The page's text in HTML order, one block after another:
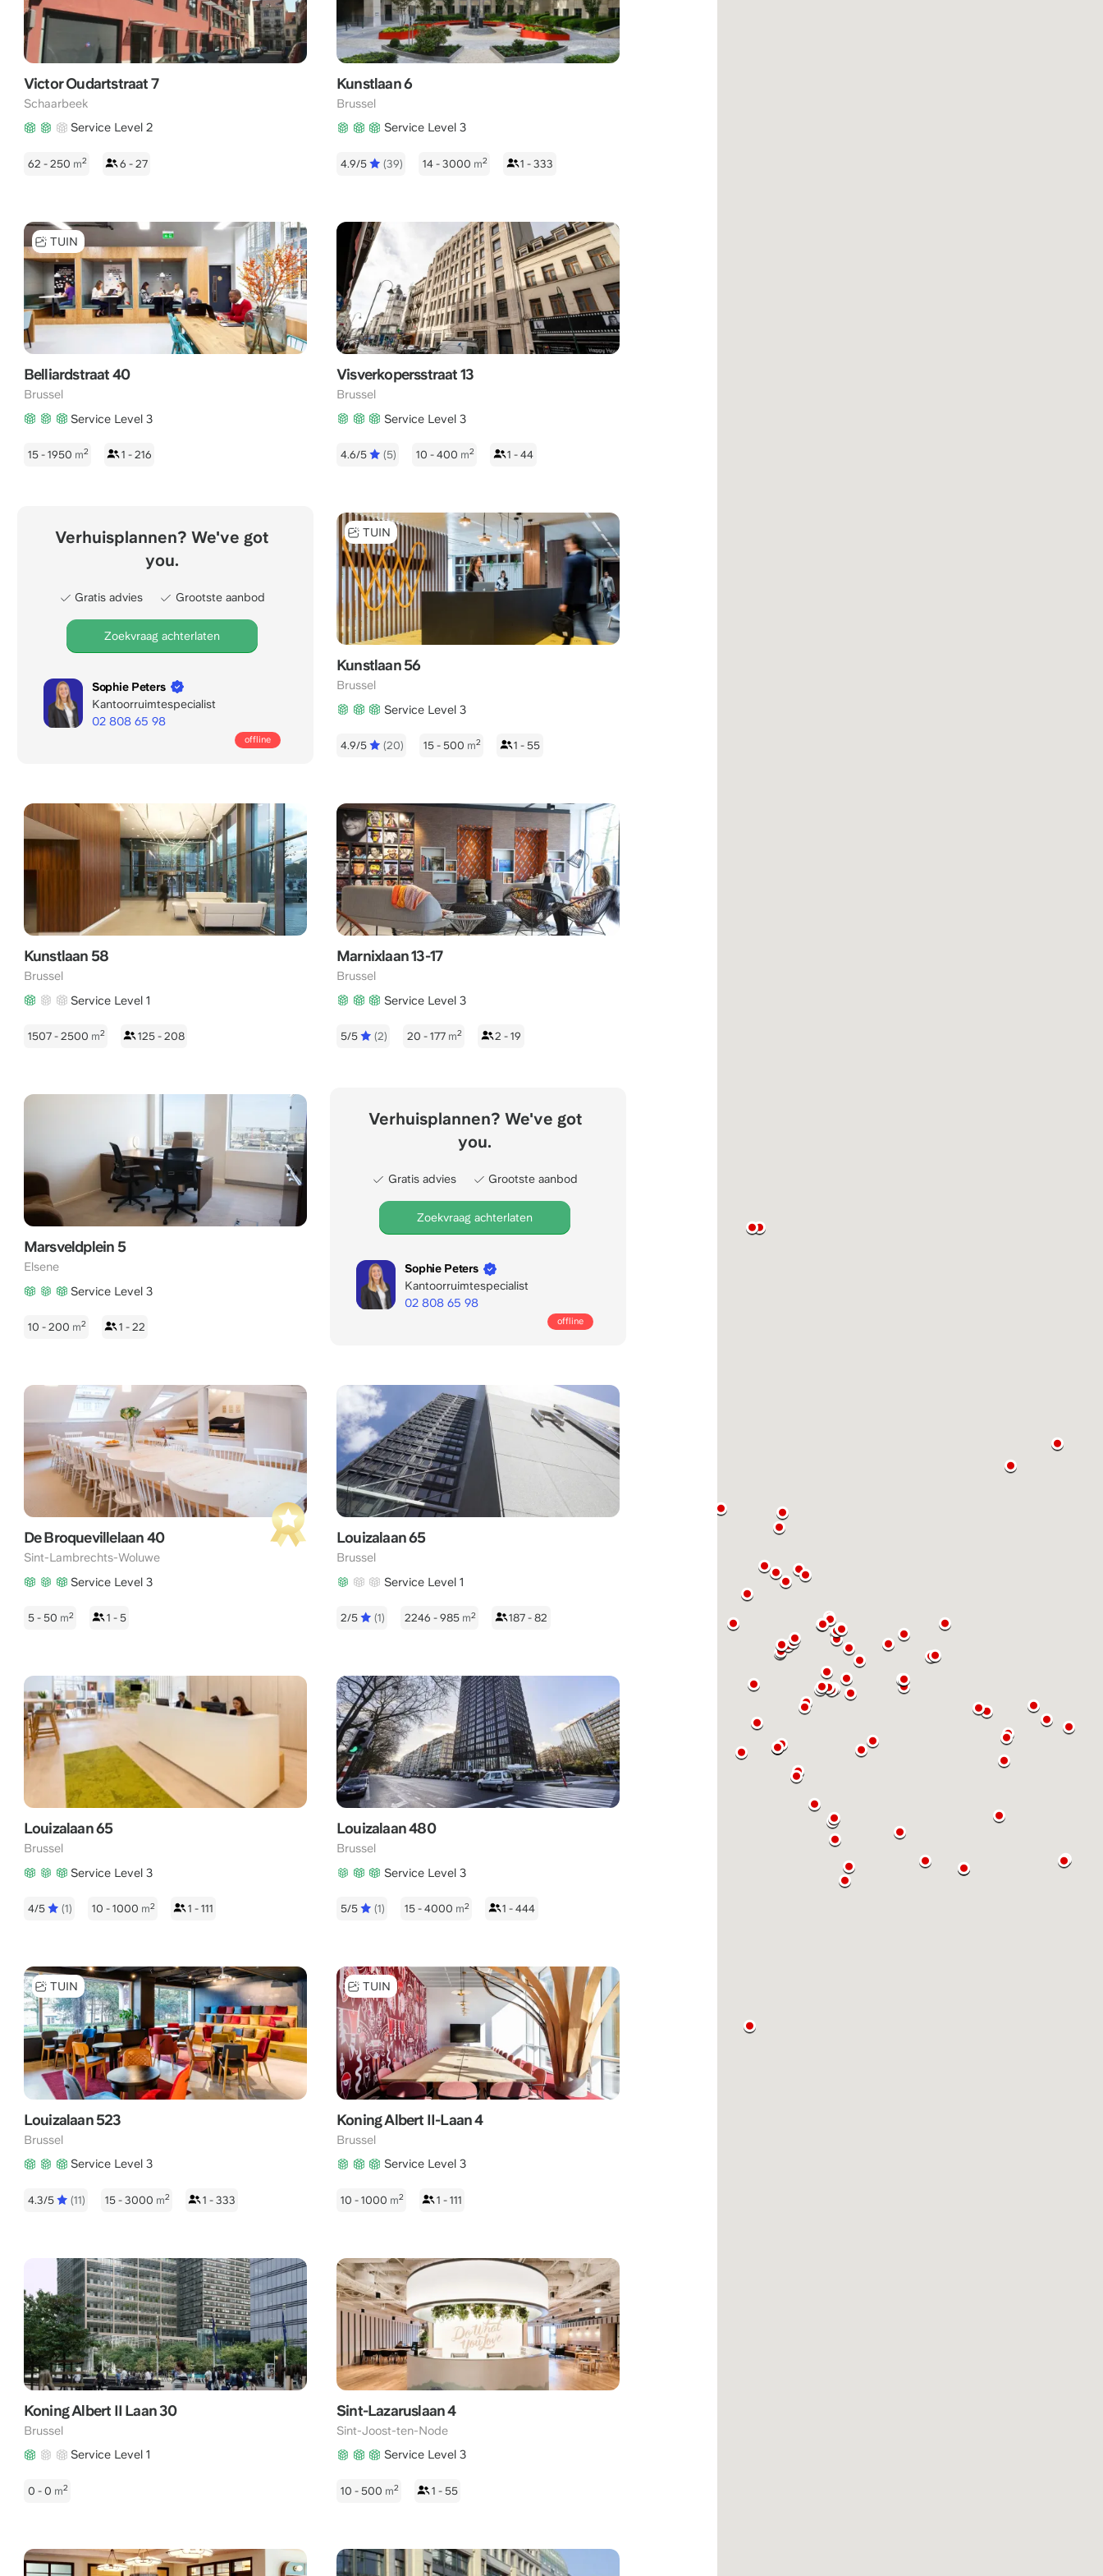
Victor Oudartstraat 7
Schaarbeek
Service Level 2
62 - 250 m2 6 - 27
Kunstlaan 6
Brussel
Service Level 3
4.9/5 (39) 14 - 3000 m2 1 - 333
TUIN
Belliardstraat 40
Brussel
Service Level 3
15 - 1950 m2 1 - 216
Visverkopersstraat 13
Brussel
Service Level 3
4.6/5 (5) 10 - 400 m2 1 - 44
Verhuisplannen? We've got
you.
Gratis advies Grootste aanbod
Zoekvraag achterlaten
Sophie Peters
Kantoorruimtespecialist
offline
02 808 65 98
22:00
CET
TUIN
Kunstlaan 56
Brussel
Service Level 3
4.9/5 (20) 15 - 500 m2 1 - 55
Kunstlaan 58
Brussel
Service Level 1
1507 - 2500 m2 125 - 208
Marnixlaan 13-17
Brussel
Service Level 3
5/5 (2) 20 - 177 m2 2 - 19
Marsveldplein 5
Elsene
Service Level 3
10 - 200 m2 1 - 22
Verhuisplannen? We've got
you.
Gratis advies Grootste aanbod
Zoekvraag achterlaten
Sophie Peters
Kantoorruimtespecialist
offline
02 808 65 98
22:00
CET
De Broquevillelaan 40
Sint-Lambrechts-Woluwe
Service Level 3
5 - 50 m2 1 - 5
Louizalaan 65
Brussel
Service Level 1
2/5 (1) 2246 - 985 m2 187 - 82
Louizalaan 65
Brussel
Service Level 3
4/5 (1) 10 - 1000 m2 1 - 111
Louizalaan 480
Brussel
Service Level 3
5/5 (1) 15 - 4000 m2 1 - 444
TUIN
Louizalaan 523
Brussel
Service Level 3
4.3/5 (11) 15 - 3000 m2 1 - 333
TUIN
Koning Albert II-Laan 4
Brussel
Service Level 3
10 - 1000 m2 1 - 111
Koning Albert II Laan 30
Brussel
Service Level 1
0 - 0 m2
Sint-Lazaruslaan 4
Sint-Joost-ten-Node
Service Level 3
10 - 500 m2 1 - 55